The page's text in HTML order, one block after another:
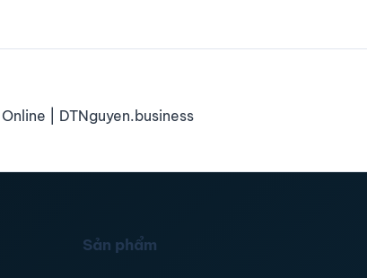
| DTNguyen.business
Sản phẩm